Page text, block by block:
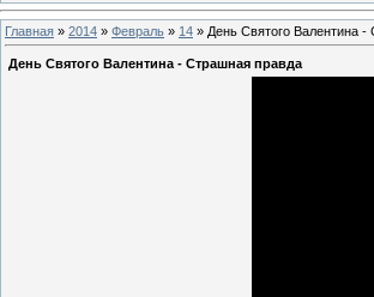
Главная » 2014 » Февраль » 14 » День Святого Валентина -
День Святого Валентина - Страшная правда